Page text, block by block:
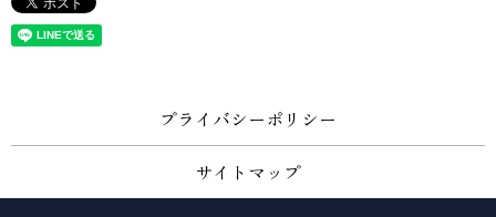
プライバシーポリシー
サイトマップ